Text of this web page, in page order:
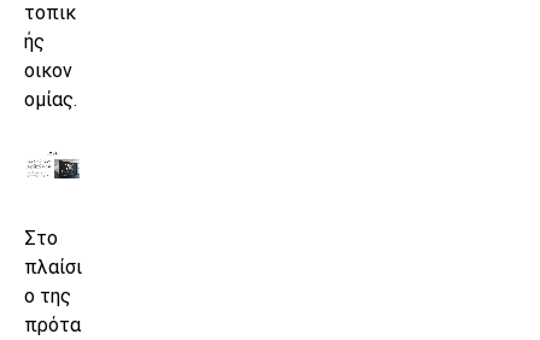
τοπικ
ής
οικον
ομίας.
Στο
πλαίσι
ο της
πρότα